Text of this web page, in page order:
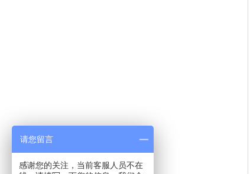
请您留言
感谢您的关注，当前客服人员不在